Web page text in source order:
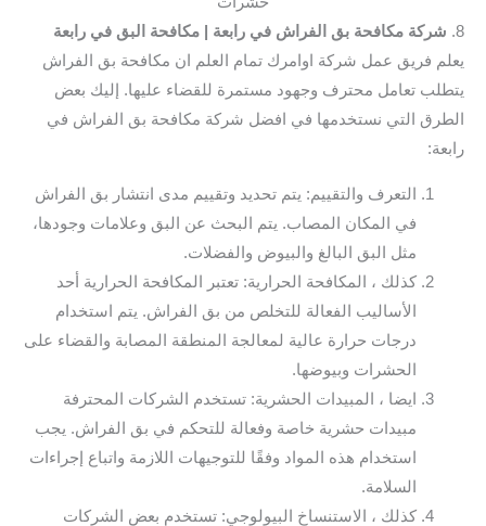
8. شركة مكافحة بق الفراش في رابعة
| مكافحة البق في رابعة
يعلم فريق عمل شركة اوامرك تمام العلم ان مكافحة بق الفراش
يتطلب تعامل محترف وجهود مستمرة للقضاء عليها. إليك بعض
الطرق التي نستخدمها في افضل شركة مكافحة بق الفراش في
رابعة:
التعرف والتقييم: يتم تحديد وتقييم مدى انتشار بق الفراش
في المكان المصاب. يتم البحث عن البق وعلامات وجودها،
مثل البق البالغ والبيوض والفضلات.
كذلك ، المكافحة الحرارية: تعتبر المكافحة الحرارية أحد
الأساليب الفعالة للتخلص من بق الفراش. يتم استخدام
درجات حرارة عالية لمعالجة المنطقة المصابة والقضاء على
الحشرات وبيوضها.
ايضا ، المبيدات الحشرية: تستخدم الشركات المحترفة
مبيدات حشرية خاصة وفعالة للتحكم في بق الفراش. يجب
استخدام هذه المواد وفقًا للتوجيهات اللازمة واتباع إجراءات
السلامة.
كذلك ، الاستنساخ البيولوجي: تستخدم بعض الشركات